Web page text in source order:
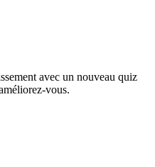
avec un nouveau quiz
vous.